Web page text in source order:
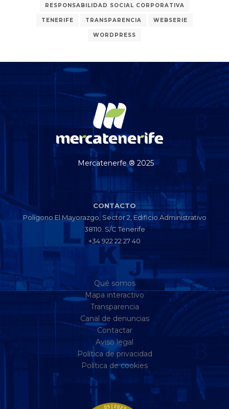
RESPONSABILIDAD SOCIAL CORPORATIVA
TENERIFE TRANSPARENCIA WEBSERIE
WORDPRESS
Mercatenerfe ® 2025
CONTACTO
Polígono El Mayorazgo, Sector 2, Edificio Administrativo
38110. S/C Tenerife
+34 922 22 27 40
Qué somos
Mapa interactivo
Transparencia
Canal de denuncias
Contactar
Aviso legal
Política de privacidad
Política de cookies